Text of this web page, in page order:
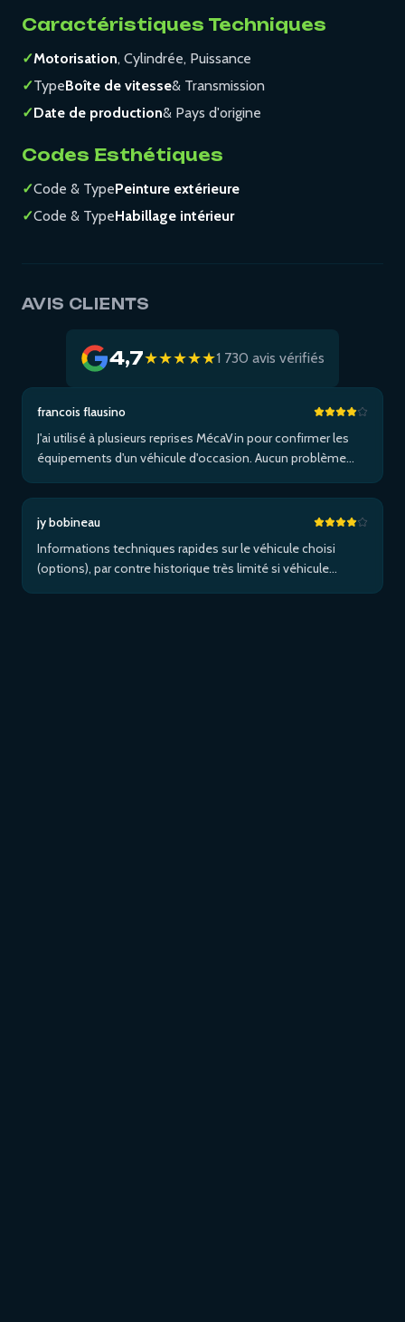
Caractéristiques Techniques
✓Motorisation, Cylindrée, Puissance
✓TypeBoîte de vitesse& Transmission
✓Date de production& Pays d'origine
Codes Esthétiques
✓Code & TypePeinture extérieure
✓Code & TypeHabillage intérieur
AVIS CLIENTS
4,7★★★★★1 730 avis vérifiés
francois flausino
J'ai utilisé à plusieurs reprises MécaVin pour confirmer les
équipements d'un véhicule d'occasion. Aucun problème
ensuite pour Jaguar XF (pas de données) puis un I-Pace via
Apple …Plus
jy bobineau
Informations techniques rapides sur le véhicule choisi
(options), par contre historique très limité si véhicule